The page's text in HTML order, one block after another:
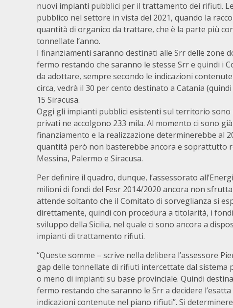
nuovi impianti pubblici per il trattamento dei rifiuti.
pubblico nel settore in vista del 2021, quando la
quantità di organico da trattare, che è la parte più
tonnellate l’anno.
I finanziamenti saranno destinati alle Srr delle zone
fermo restando che saranno le stesse Srr e quindi i
da adottare, sempre secondo le indicazioni
circa, vedrà il 30 per cento destinato a Catania
15 Siracusa.
Oggi gli impianti pubblici esistenti sul territorio
privati ne accolgono 233 mila. Al momento ci sono
finanziamento e la realizzazione determinerebbe al
quantità però non basterebbe ancora e soprattutto
Messina, Palermo e Siracusa.
Per definire il quadro, dunque, l’assessorato
milioni di fondi del Fesr 2014/2020 ancora non
attende soltanto che il Comitato di sorveglianza si
direttamente, quindi con procedura a titolarità, i
sviluppo della Sicilia, nel quale ci sono ancora a
impianti di trattamento rifiuti.
“Queste somme – scrive nella delibera l’assessore
gap delle tonnellate di rifiuti intercettate dal
o meno di impianti su base provinciale. Quindi
fermo restando che saranno le Srr a decidere
indicazioni contenute nel piano rifiuti”. Si